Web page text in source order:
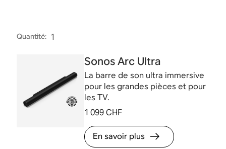
Quantité: 1
Sonos Arc Ultra
La barre de son ultra immersive
pour les grandes pièces et pour
les TV.
1 099 CHF
En savoir plus